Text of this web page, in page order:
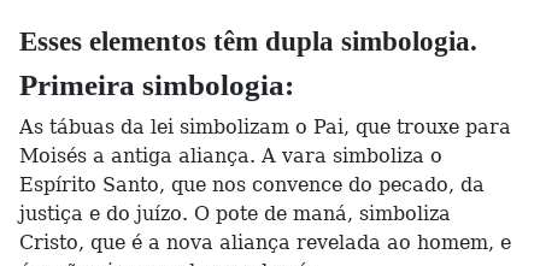
Esses elementos têm dupla simbologia.
Primeira simbologia:
As tábuas da lei simbolizam o Pai, que trouxe para
Moisés a antiga aliança. A vara simboliza o
Espírito Santo, que nos convence do pecado, da
justiça e do juízo. O pote de maná, simboliza
Cristo, que é a nova aliança revelada ao homem, e